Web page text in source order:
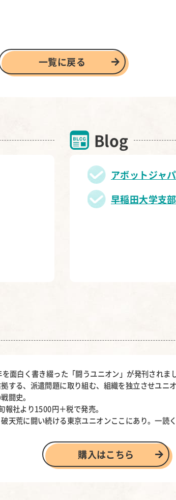
一覧に戻る
Blog
アボットジャ
早稲田大学支部
面白く書き綴った「闘うユニオン」が発刊されま
する、派遣問題に取り組む、組織を独立させユニ
闘史。
報社より1500円＋税で発売。
天荒に闘い続ける東京ユニオンここにあり。一読
購入はこちら